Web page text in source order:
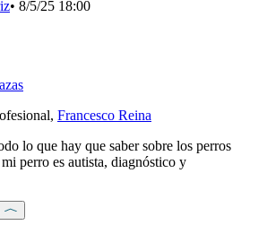
• 8/5/25 18:00
Francesco Reina
lo que hay que saber sobre los perros
perro es autista, diagnóstico y